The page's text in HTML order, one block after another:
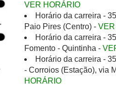
VER HORÁRIO
Horário da carreira -
Paio Pires (Centro) -
Horário da carreira -
Fomento - Quintinha -
Horário da carreira -
- Corroios (Estação), via
HORÁRIO